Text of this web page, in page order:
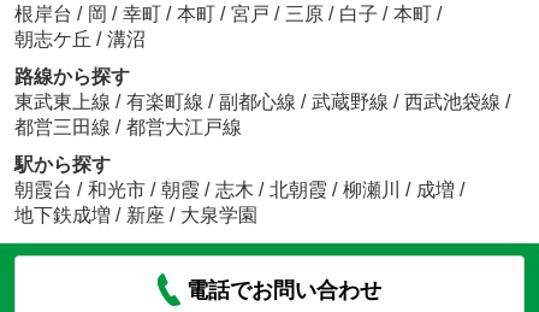
根岸台 / 岡 / 幸町 / 本町 / 宮戸 / 三原 / 白子 / 本町 /
朝志ケ丘 / 溝沼
路線から探す
東武東上線 / 有楽町線 / 副都心線 / 武蔵野線 / 西武池袋線 /
都営三田線 / 都営大江戸線
駅から探す
朝霞台 / 和光市 / 朝霞 / 志木 / 北朝霞 / 柳瀬川 / 成増 /
地下鉄成増 / 新座 / 大泉学園
電話でお問い合わせ